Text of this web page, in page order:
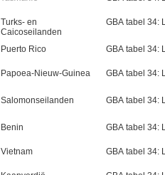
Turks- en
Caicoseilanden
GBA tabel 34:
Puerto Rico GBA tabel 34:
Papoea-Nieuw-Guinea GBA tabel 34:
Salomonseilanden GBA tabel 34:
Benin GBA tabel 34:
Vietnam GBA tabel 34: